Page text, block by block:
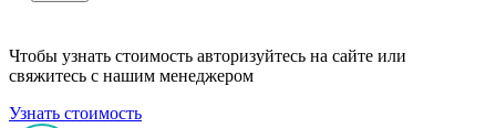
Чтобы узнать стоимость авторизуйтесь на сайте или
свяжитесь с нашим менеджером
Узнать стоимость